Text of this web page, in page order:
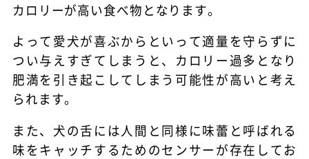
カロリーが高い食べ物となります。
よって愛犬が喜ぶからといって適量を守らずに
つい与えすぎてしまうと、カロリー過多となり
肥満を引き起こしてしまう可能性が高いと考え
られます。
また、犬の舌には人間と同様に味蕾と呼ばれる
味をキャッチするためのセンサーが存在してお